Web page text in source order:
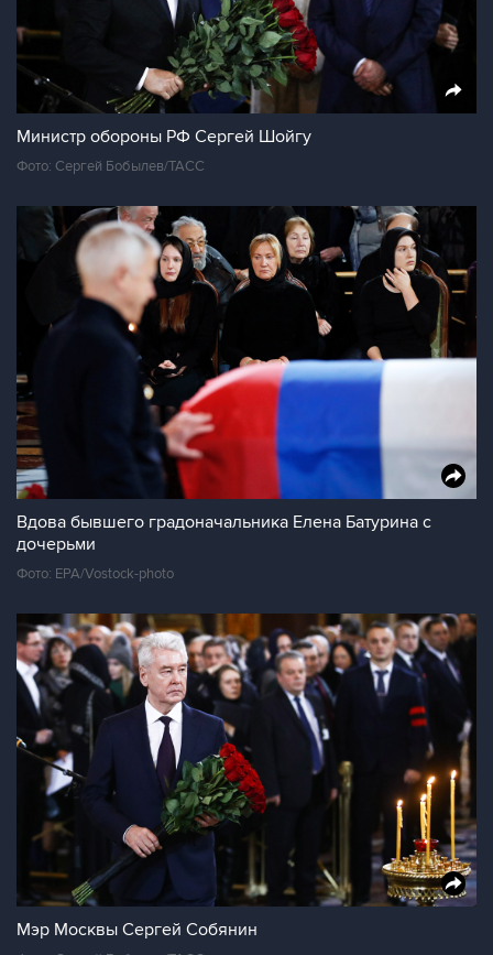
Министр обороны РФ Сергей Шойгу
Фото: Сергей Бобылев/ТАСС
Вдова бывшего градоначальника Елена Батурина с
дочерьми
Фото: EPA/Vostock-photo
Мэр Москвы Сергей Собянин